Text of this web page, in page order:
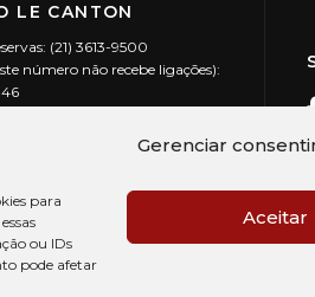
Gerenciar
para
ou IDs
pode afetar
Aceitar
LE CANTON
(21) 3613-9500
número não recebe ligações):